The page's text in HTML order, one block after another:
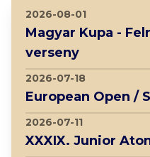
2026-08-01
Magyar Kupa -
verseny
2026-07-18
European Open /
2026-07-11
XXXIX. Junior